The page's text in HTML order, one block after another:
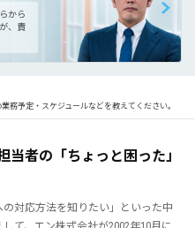
から
、責
務予定・スケジュールなどを教えてください。
者の「ちょっと困った」
の対応方法を知りたい」といった中